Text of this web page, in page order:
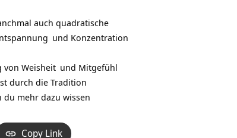
auch quadratische
und Konzentration
von Weisheit und Mitgefühl
durch die Tradition
mehr dazu wissen
Copy Link